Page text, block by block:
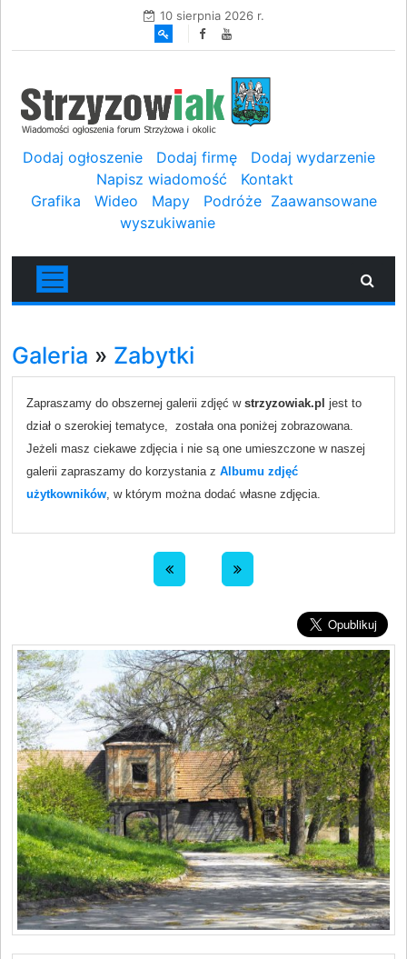
10 sierpnia 2026 r.
Dodaj ogłoszenie Dodaj firmę
Dodaj wydarzenie
Napisz wiadomość
Kontakt
Grafika
Wideo Mapy Podróże Zaawansowane
wyszukiwanie
Galeria » Zabytki
Zapraszamy do obszernej galerii zdjęć w strzyzowiak.pl jest to
dział o szerokiej tematyce, została ona poniżej zobrazowana.
Jeżeli masz ciekawe zdjęcia i nie są one umieszczone w naszej
galerii zapraszamy do korzystania z Albumu zdjęć
użytkowników, w którym można dodać własne zdjęcia.